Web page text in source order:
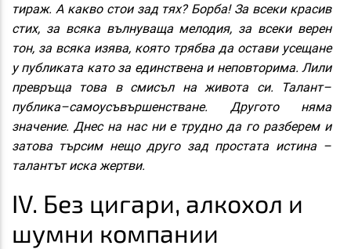
тираж. А какво стои зад тях? Борба! За всеки красив
стих, за всяка вълнуваща мелодия, за всеки верен
тон, за всяка изява, която трябва да остави усещане
у публиката като за единствена и неповторима. Лили
превръща това в смисъл на живота си. Талант–
публика–самоусъвършенстване. Другото няма
значение. Днес на нас ни е трудно да го разберем и
затова търсим нещо друго зад простата истина –
талантът иска жертви.
IV. Без цигари, алкохол и
шумни компании